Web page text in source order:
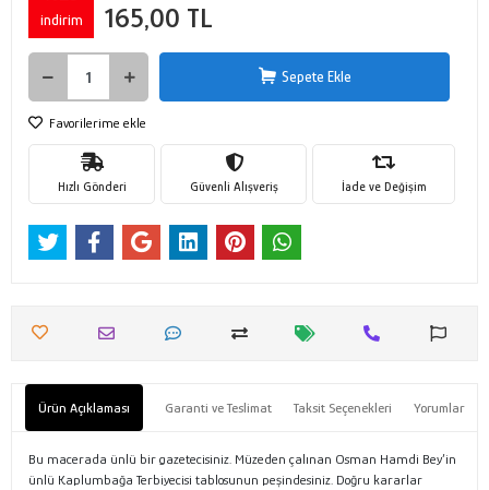
indirim 165,00 TL
Sepete Ekle
Favorilerime ekle
Hızlı Gönderi Güvenli Alışveriş İade ve Değişim
Ürün Açıklaması Garanti ve Teslimat Taksit Seçenekleri Yorumlar
Bu macerada ünlü bir gazetecisiniz. Müzeden çalınan Osman Hamdi Bey’in
ünlü Kaplumbağa Terbiyecisi tablosunun peşindesiniz. Doğru kararlar